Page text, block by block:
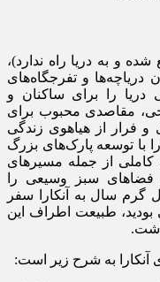
شده و به دریا راه ندارد)،
دریاچه‌ها و تفرجگاه‌های
دریا را برای ساکنان و
مقاصدی محبوب برای
و فرار از هیاهوی زندگی
توسعه پارک‌های بزرگ
کاملی از جمله مسیرهای
فضاهای سبز وسیعی را
گرم سال به آنکارا سفر
بودید، طبیعت اطراف این
آنکارا به شرح زیر است: